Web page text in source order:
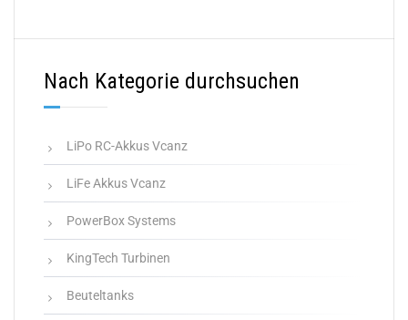
Nach Kategorie durchsuchen
LiPo RC-Akkus Vcanz
LiFe Akkus Vcanz
PowerBox Systems
KingTech Turbinen
Beuteltanks